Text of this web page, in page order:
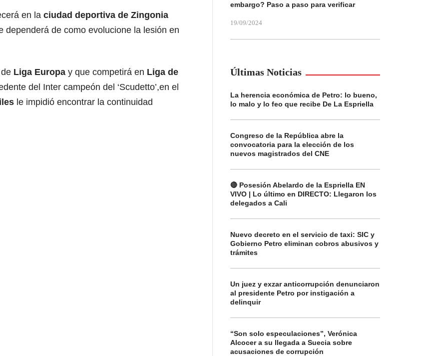
en la ciudad deportiva de Zingonia
dependerá de como evolucione la lesión en
Liga Europa y que competirá en Liga de
del Inter campeón del ‘Scudetto’,en el
le impidió encontrar la continuidad
embargo? Paso a paso para verificar
19/09/2024
Últimas Noticias
La herencia económica de Petro: lo bueno,
lo malo y lo feo que recibe De La Espriella
Congreso de la República abre la
convocatoria para la elección de los
nuevos magistrados del CNE
🔴 Posesión Abelardo de la Espriella EN
VIVO | Lo último en DIRECTO: Llegaron los
delegados a Cali
Nuevo decreto en el servicio de taxi: SIC y
Gobierno Petro eliminan cobros abusivos y
trámites
Un juez y exzar anticorrupción denunciaron
al presidente Petro por instigación a
delinquir
“Son solo especulaciones”, Verónica
Alcocer a su llegada a Suecia sobre
acusaciones de corrupción